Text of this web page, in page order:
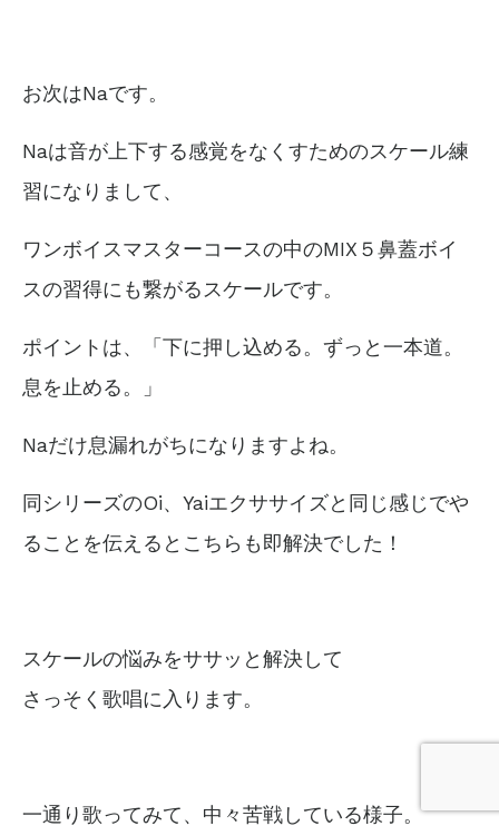
お次はNaです。
Naは音が上下する感覚をなくすためのスケール練
習になりまして、
ワンボイスマスターコースの中のMIX５鼻蓋ボイ
スの習得にも繋がるスケールです。
ポイントは、
「下に押し込める。ずっと一本道。
息を止める。」
Naだけ息漏れがちになりますよね。
同シリーズのOi、Yaiエクササイズと同じ感じでや
ることを伝えると こちらも即解決でした！
スケールの悩みをササッと解決して
さっそく歌唱に入ります。
一通り歌ってみて、中々苦戦している様子。